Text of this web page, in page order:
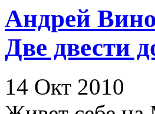
Андрей
Две двести
14 Окт 2010